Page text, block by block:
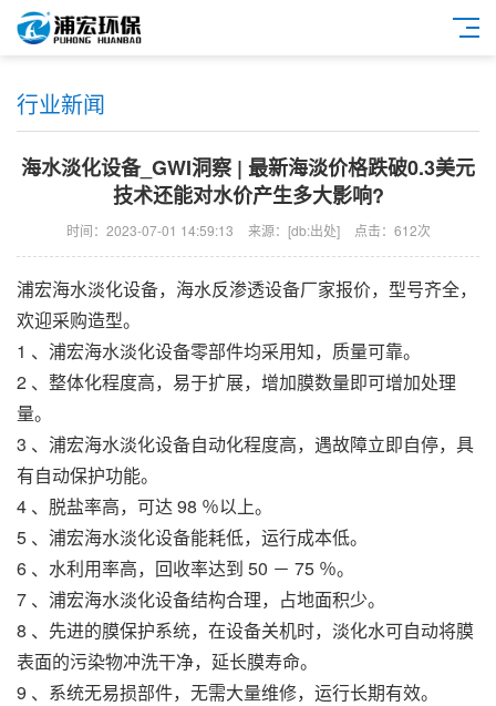
行业新闻
海水淡化设备_GWI洞察 | 最新海淡价格跌破0.3美元
技术还能对水价产生多大影响?
时间：2023-07-01 14:59:13 来源：[db:出处] 点击：612次
浦宏海水淡化设备， 海水反渗透设备厂家报价，型号齐全，
欢迎采购造型。
1 、 浦宏海水淡化设备零部件均采用知，质量可靠。
2 、整体化程度高，易于扩展，增加膜数量即可增加处理
量。
3 、 浦宏海水淡化设备自动化程度高，遇故障立即自停，具
有自动保护功能。
4 、脱盐率高，可达 98 ％以上。
5 、 浦宏海水淡化设备能耗低，运行成本低。
6 、水利用率高，回收率达到 50 － 75 ％。
7 、 浦宏海水淡化设备结构合理，占地面积少。
8 、先进的膜保护系统，在设备关机时，淡化水可自动将膜
表面的污染物冲洗干净，延长膜寿命。
9 、系统无易损部件，无需大量维修，运行长期有效。